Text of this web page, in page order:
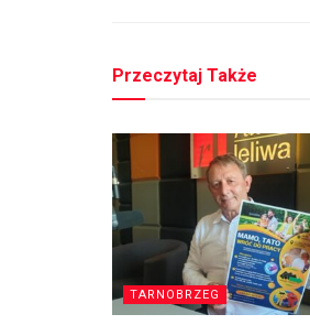
Przeczytaj Także
TARNOBRZEG